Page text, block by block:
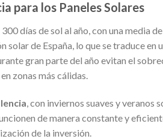
para los Paneles Solares
días de sol al año, con una media
solar de España, lo que se traduce
gran parte del año evitan el
zonas más cálidas.
, con inviernos suaves y veranos
de manera constante y
de la inversión.